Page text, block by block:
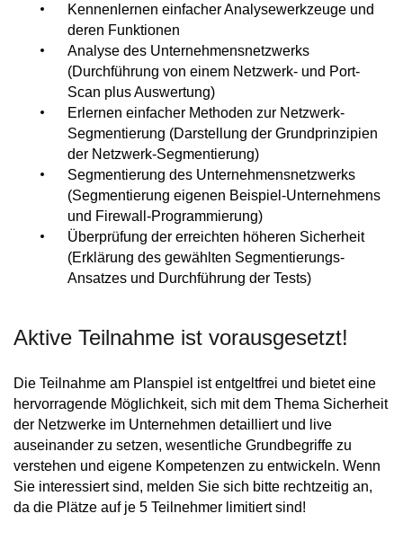
Kennenlernen einfacher Analysewerkzeuge und
deren Funktionen
Analyse des Unternehmensnetzwerks
(Durchführung von einem Netzwerk- und Port-
Scan plus Auswertung)
Erlernen einfacher Methoden zur Netzwerk-
Segmentierung (Darstellung der Grundprinzipien
der Netzwerk-Segmentierung)
Segmentierung des Unternehmensnetzwerks
(Segmentierung eigenen Beispiel-Unternehmens
und Firewall-Programmierung)
Überprüfung der erreichten höheren Sicherheit
(Erklärung des gewählten Segmentierungs-
Ansatzes und Durchführung der Tests)
Aktive Teilnahme ist vorausgesetzt!
Die Teilnahme am Planspiel ist entgeltfrei und bietet eine
hervorragende Möglichkeit, sich mit dem Thema Sicherheit
der Netzwerke im Unternehmen detailliert und live
auseinander zu setzen, wesentliche Grundbegriffe zu
verstehen und eigene Kompetenzen zu entwickeln. Wenn
Sie interessiert sind, melden Sie sich bitte rechtzeitig an,
da die Plätze auf je 5 Teilnehmer limitiert sind!